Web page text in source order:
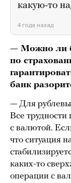
какую-то
4 года назад
— Можно ли
по
банк
— Для
Все
с валютой.
что ситуация
каких-то
операции с